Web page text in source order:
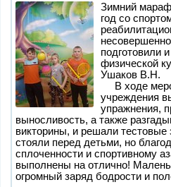
Зимний
год со
подготовили
физической
Ушаков В.Н.
В ходе
учреждения
упражнения,
выносливость, а также
викторины, и решали
стояли перед детьми, но
сплоченности и спортивному
выполнены на отлично!
огромный заряд бодрости и